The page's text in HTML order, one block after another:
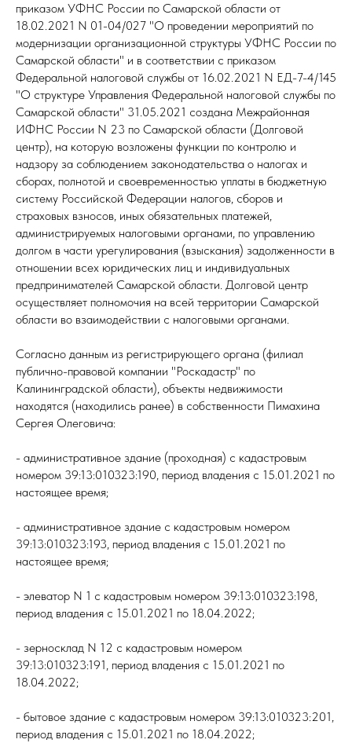
приказом УФНС России по Самарской области от
18.02.2021 N 01-04/027 "О проведении мероприятий по
модернизации организационной структуры УФНС России по
Самарской области" и в соответствии с приказом
Федеральной налоговой службы от 16.02.2021 N ЕД-7-4/145
"О структуре Управления Федеральной налоговой службы по
Самарской области" 31.05.2021 создана Межрайонная
ИФНС России N 23 по Самарской области (Долговой
центр), на которую возложены функции по контролю и
надзору за соблюдением законодательства о налогах и
сборах, полнотой и своевременностью уплаты в бюджетную
систему Российской Федерации налогов, сборов и
страховых взносов, иных обязательных платежей,
администрируемых налоговыми органами, по управлению
долгом в части урегулирования (взыскания) задолженности в
отношении всех юридических лиц и индивидуальных
предпринимателей Самарской области. Долговой центр
осуществляет полномочия на всей территории Самарской
области во взаимодействии с налоговыми органами.
Согласно данным из регистрирующего органа (филиал
публично-правовой компании "Роскадастр" по
Калининградской области), объекты недвижимости
находятся (находились ранее) в собственности Пимахина
Сергея Олеговича:
- административное здание (проходная) с кадастровым
номером 39:13:010323:190, период владения с 15.01.2021 по
настоящее время;
- административное здание с кадастровым номером
39:13:010323:193, период владения с 15.01.2021 по
настоящее время;
- элеватор N 1 с кадастровым номером 39:13:010323:198,
период владения с 15.01.2021 по 18.04.2022;
- зерносклад N 12 с кадастровым номером
39:13:010323:191, период владения с 15.01.2021 по
18.04.2022;
- бытовое здание с кадастровым номером 39:13:010323:201,
период владения с 15.01.2021 по 18.04.2022;